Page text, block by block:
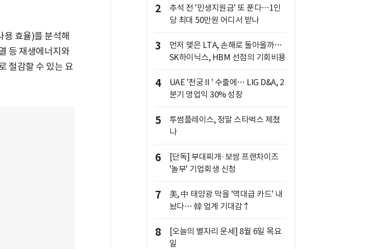
효율)를 분석해
등 재생에너지와
절감할 수 있는 요
2
추석 전 '민생지원금' 또 푼다…1인
당 최대 50만원 어디서 받나
3
먼저 맺은 LTA, 손해로 돌아올까…
SK하이닉스, HBM 선점의 기회비용
4
UAE '천궁Ⅱ' 수출에… LIG D&A, 2
분기 영업익 30% 성장
5
투썸플레이스, 정말 스타벅스 제쳤
나
6
[단독] 부대찌개·보쌈 프랜차이즈
'놀부' 기업회생 신청
7
美, 中 태양광 막을 '역대급 카드' 내
놨다… 韓 업계 기대감↑
8
[오늘의 별자리 운세] 8월 6일 목요
일